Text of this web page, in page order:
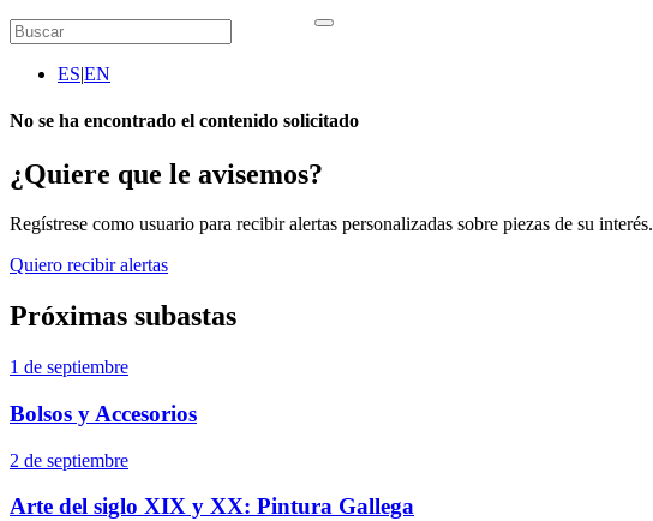
ES|EN
No se ha encontrado el contenido solicitado
¿Quiere que le avisemos?
Regístrese como usuario para recibir alertas personalizadas sobre piezas de su interés.
Quiero recibir alertas
Próximas subastas
1 de septiembre
Bolsos y Accesorios
2 de septiembre
Arte del siglo XIX y XX: Pintura Gallega